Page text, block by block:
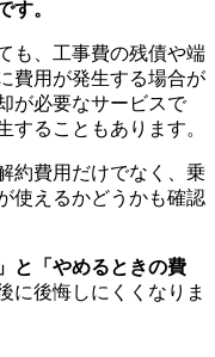
す。
も、工事費の残債や端
費用が発生する場合が
が必要なサービスで
することもあります。
約費用だけでなく、乗
使えるかどうかも確認
と「やめるときの費
に後悔しにくくなりま